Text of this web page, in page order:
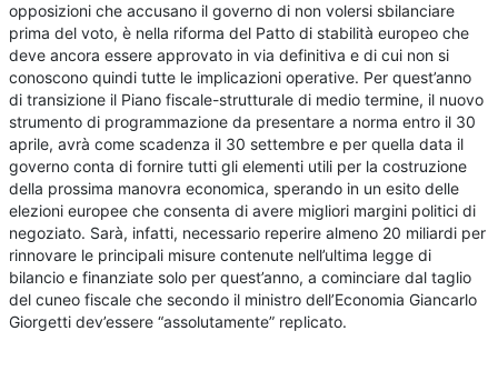
opposizioni che accusano il governo di non volersi sbilanciare
prima del voto, è nella riforma del Patto di stabilità europeo che
deve ancora essere approvato in via definitiva e di cui non si
conoscono quindi tutte le implicazioni operative. Per quest’anno
di transizione il Piano fiscale-strutturale di medio termine, il nuovo
strumento di programmazione da presentare a norma entro il 30
aprile, avrà come scadenza il 30 settembre e per quella data il
governo conta di fornire tutti gli elementi utili per la costruzione
della prossima manovra economica, sperando in un esito delle
elezioni europee che consenta di avere migliori margini politici di
negoziato. Sarà, infatti, necessario reperire almeno 20 miliardi per
rinnovare le principali misure contenute nell’ultima legge di
bilancio e finanziate solo per quest’anno, a cominciare dal taglio
del cuneo fiscale che secondo il ministro dell’Economia Giancarlo
Giorgetti dev’essere “assolutamente” replicato.